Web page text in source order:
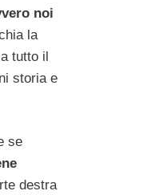
noi
la
tutto il
storia e
se
destra